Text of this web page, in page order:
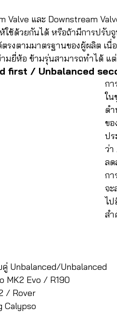
Valve และ Downstream
ใช้ด้วยกันได้ หรือถ้ามีการปรับ
รงตามมาตรฐานของผู้ผลิต เนื่
มยี่ห้อ ข้ามรุ่นสามารถทำได้ แ
first / Unbalanced
กา
ใน
ด
ขอ
ปร
ว่า
ลด
กา
จ
ไป
สำ
คู่ Unbalanced/Unbalanced
MK2 Evo / R190
/ Rover
Calypso